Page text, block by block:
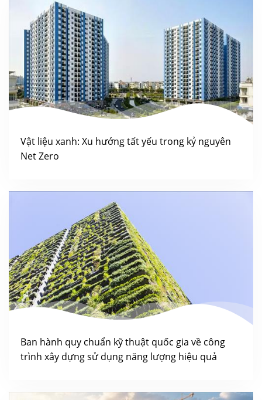
Vật liệu xanh: Xu hướng tất yếu trong kỷ nguyên
Net Zero
Ban hành quy chuẩn kỹ thuật quốc gia về công
trình xây dựng sử dụng năng lượng hiệu quả